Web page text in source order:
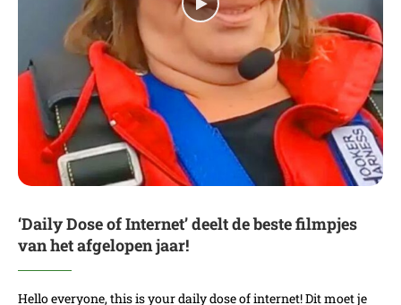
‘Daily Dose of Internet’ deelt de beste filmpjes
van het afgelopen jaar!
Hello everyone, this is your daily dose of internet! Dit moet je